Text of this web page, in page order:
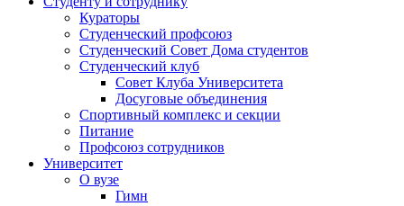
Кураторы
Студенческий профсоюз
Студенческий Совет Дома студентов
Студенческий клуб
Совет Клуба Университета
Досуговые объединения
Спортивный комплекс и секции
Питание
Профсоюз сотрудников
Университет
О вузе
Гимн